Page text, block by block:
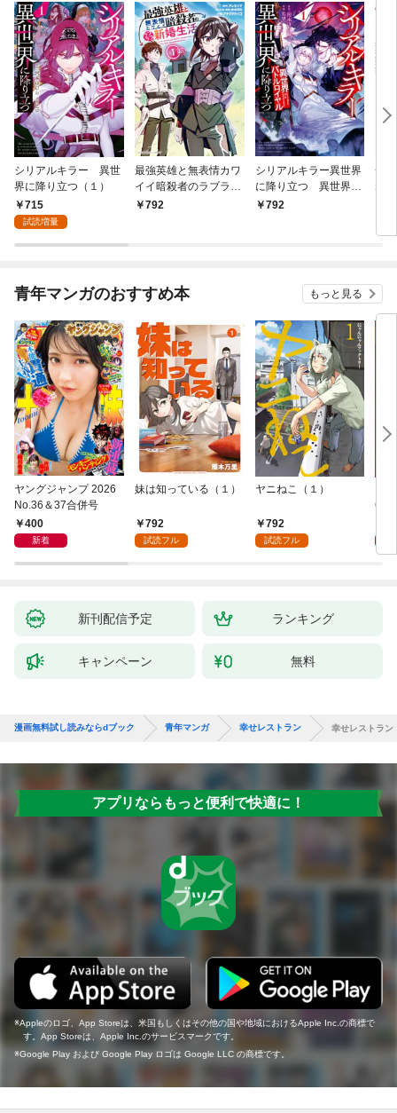
シリアルキラー 異世
界に降り立つ（１）
715
試読増量
最強英雄と無表情カワ
イイ暗殺者のラブラブ
新婚生活 １巻
792
シリアルキラー異世界
に降り立つ 異世界バ
トルロイヤル1巻
792
一
ね
青年マンガのおすすめ本 もっと見る
ヤングジャンプ 2026
No.36＆37合併号
400
新着
妹は知っている（１）
792
試読フル
ヤニねこ（１）
792
試読フル
6・
新刊配信予定 ランキング
キャンペーン 無料
漫画無料試し読みならdブック 青年マンガ 幸せレストラン 幸せレストラ
アプリならもっと便利で快適に！
Appleのロゴ、App Storeは、米国もしくはその他の国や地域におけるApple Inc.の商標で
す。App Storeは、Apple Inc.のサービスマークです。
Google Play および Google Play ロゴは Google LLC の商標です。